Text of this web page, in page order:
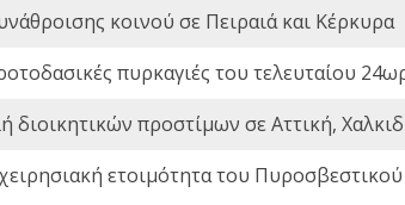
κοινού σε Πειραιά και Κέρκυρα
πυρκαγιές του τελευταίου
διοικητικών προστίμων σε Αττική,
ετοιμότητα του